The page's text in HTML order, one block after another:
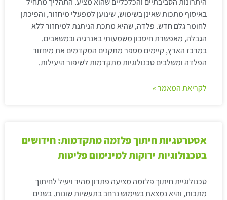
באיסוף מתכות שאינן בשימוש, שינוען למפעלי מיחזור, והפיכתן
לחומר גלם חדש. פלדה, שהיא מתכת הניתנת למיחזור ללא
הגבלה, מאפשרת חיסכון משמעותי באנרגיה ובמשאבים.
במרכז הארץ, קיימים מספר מתקנים המקדמים את מיחזור
הפלדה ומשלבים טכנולוגיות מתקדמות לשיפור היעילות.
לקריאת המאמר »
אסטרטגיות חיתוך פלזמה מתקדמות: חידושים
בטכנולוגיות ירוקות למינימום פליטות
טכנולוגיית חיתוך פלזמה מציעה פתרון מהיר ויעיל לחיתוך
מתכות, והיא נמצאת בשימוש נרחב בתעשיות שונות. בשנים